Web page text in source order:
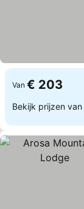
Van € 203
Bekijk prijzen van